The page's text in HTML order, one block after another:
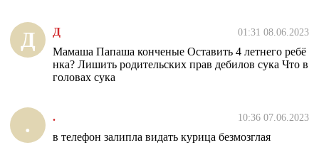
Д Д 01:31 08.06.2023
Мамаша Папаша конченые Оставить 4 летнего ребё
нка? Лишить родительских прав дебилов сука Что в
головах сука
. . 10:36 07.06.2023
в телефон залипла видать курица безмозглая